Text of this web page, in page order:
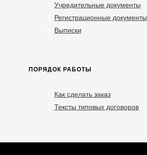
Учредительные документы
Регистрационные документы
Выписки
ПОРЯДОК РАБОТЫ
Как сделать заказ
Тексты типовых договоров